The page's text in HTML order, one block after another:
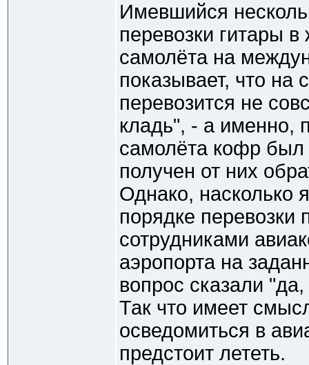
Имевшийся
перевозки гитары
самолёта на
показывает, что на
перевозится не
кладь", - а именно,
самолёта кофр
получен от них
Однако, насколько
порядке
сотрудниками
аэропорта на
вопрос сказали
Так что имеет
осведомиться в
предстоит лететь.